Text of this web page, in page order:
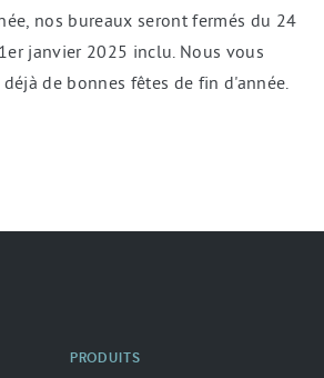
nos bureaux seront fermés du 24
janvier 2025 inclu. Nous vous
de bonnes fêtes de fin d'année.
PRODUITS